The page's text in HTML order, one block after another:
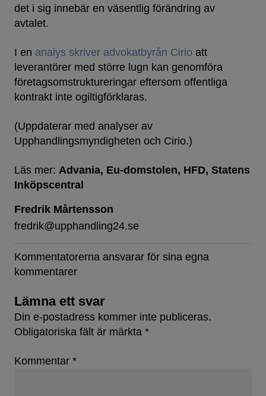
det i sig innebär en väsentlig förändring av
avtalet.
I en analys skriver advokatbyrån Cirio att
leverantörer med större lugn kan genomföra
företagsomstruktureringar eftersom offentliga
kontrakt inte ogiltigförklaras.
(Uppdaterar med analyser av
Upphandlingsmyndigheten och Cirio.)
Läs mer: Advania Eu-domstolen HFD Statens
Inköpscentral
Fredrik Mårtensson
fredrik@upphandling24.se
Kommentatorerna ansvarar för sina egna
kommentarer
Lämna ett svar
Din e-postadress kommer inte publiceras.
Obligatoriska fält är märkta *
Kommentar *